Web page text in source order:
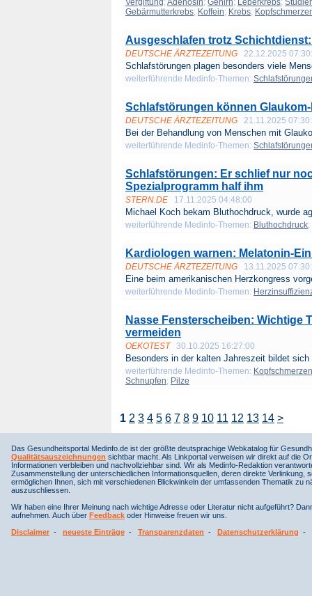
Vergiftung; Adenosin; Gehirn; Leberkrebs;
Gebärmutterkrebs; Koffein; Krebs;
Ausgeschlafen trotz
DEUTSCHE ÄRZTEZEITUNG 22.12.2025
Schlafstörungen plagen besonders viele
weiterführende Medinfo-Themen:
Schlafstörungen können
DEUTSCHE ÄRZTEZEITUNG 21.11.2025
Bei der Behandlung von Menschen mit
weiterführende Medinfo-Themen:
Schlafstörungen: Er schlief nur
Spezialprogramm half ihm
STERN.DE 17.11.2025 04:48:00
Michael Koch bekam Bluthochdruck, wurde
weiterführende Medinfo-Themen: Bluthochdruck;
Kardiologen warnen: Melatonin-
DEUTSCHE ÄRZTEZEITUNG 13.11.2025
Eine beim amerikanischen Herzkongress
weiterführende Medinfo-Themen:
Nasse Fensterscheiben: Wichtige
vermeiden
OEKOTEST 30.10.2025 16:27:00
Besonders in der kalten Jahreszeit bildet
weiterführende Medinfo-Themen: Kopfschmerzen
Schnupfen; Pilze
1 2 3 4 5 6 7 8 9 10 11 12 13 14 >
Das Gesundheitsportal Medinfo.de ist der größte deutsprachige Webkatalog für
Qualitätsauszeichnungen sichtbar macht. Als Linkportal verweisen wir direkt auf die
Informationen verbleiben und nachvollziehbar sind. Wir als Medinfo-Redaktion
Zusammenstellung der unterschiedlichen Informationsquellen, deren direkte
ermöglichen Ihnen, sich mit verschiedenen Blickwinkeln der umfassenden Thematik
auszuschliessen.
Wir haben eine Ihrer Meinung nach wichtige Adresse oder Literatur nicht aufgeführt?
aufnehmen. Auch über Feedback oder Hinweise freuen wir uns.
Disclaimer - neueste Einträge - Transparenzdaten - Datenschutzerklärung -